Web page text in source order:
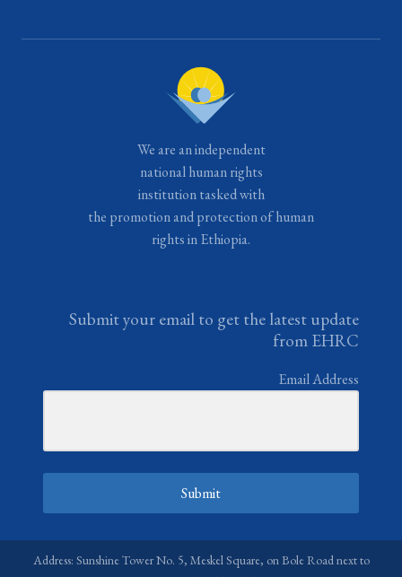
We are an independent
national human rights
institution tasked with
the promotion and protection of human
rights in Ethiopia.
Submit your email to get the latest update
from EHRC
Email Address
Submit
Address: Sunshine Tower No. 5, Meskel Square, on Bole Road next to